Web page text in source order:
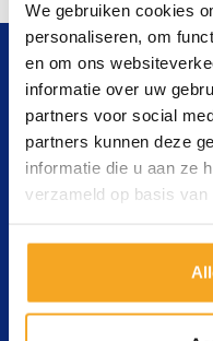
We gebruiken cookies
personaliseren, om
en om ons
informatie over uw
partners voor social
partners kunnen deze
informatie die u aan ze
verzameld op basis van
Contact opnemen
gerust om advies.